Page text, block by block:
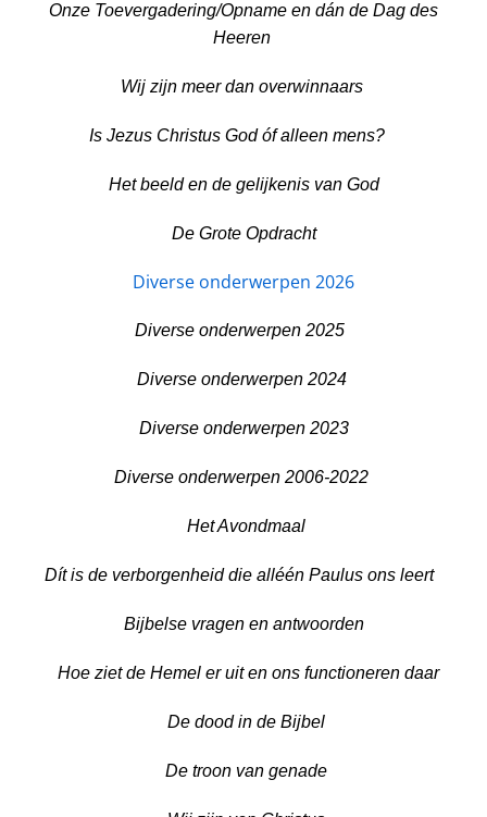
Onze Toevergadering/Opname en dán de Dag des
Heeren
Wij zijn meer dan overwinnaars
Is Jezus Christus God óf alleen mens?
Het beeld en de gelijkenis van God
De Grote Opdracht
Diverse onderwerpen 2026
Diverse onderwerpen 2025
Diverse onderwerpen 2024
Diverse onderwerpen 2023
Diverse onderwerpen 2006-2022
Het Avondmaal
Dít is de verborgenheid die alléén Paulus ons leert
Bijbelse vragen en antwoorden
Hoe ziet de Hemel er uit en ons functioneren daar
De dood in de Bijbel
De troon van genade